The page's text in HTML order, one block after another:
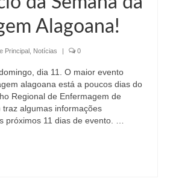
Técnica
Alagoana!
Principal Notícias | 0
dia 11. O maior evento
alagoana está a poucos dias do
Regional de Enfermagem de
algumas informações
próximos 11 dias de evento. …